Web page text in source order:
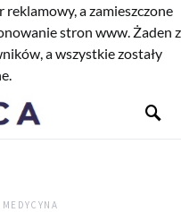
a zamieszczone
stron www. Żaden z
a wszystkie zostały